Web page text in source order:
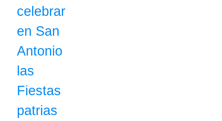
celebrar
en San
Antonio
las
Fiestas
patrias